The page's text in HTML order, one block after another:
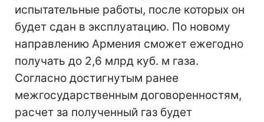
испытательные работы, после которых он
будет сдан в эксплуатацию. По новому
направлению Армения сможет ежегодно
получать до 2,6 млрд куб. м газа.
Согласно достигнутым ранее
межгосударственным договоренностям,
расчет за полученный газ будет